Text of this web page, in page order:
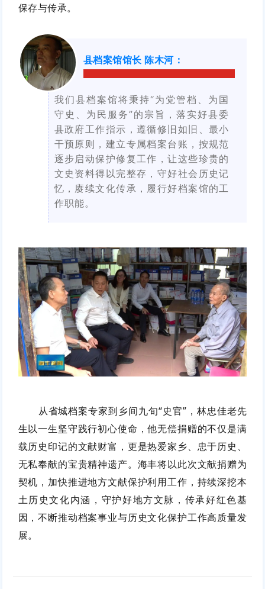
保存与传承。
县档案馆馆长 陈木河：
我们县档案馆将秉持“为党管档、为国
守史、为民服务”的宗旨，落实好县委
县政府工作指示，遵循修旧如旧、最小
干预原则，建立专属档案台账，按规范
逐步启动保护修复工作，让这些珍贵的
文史资料得以完整存，守好社会历史记
忆，赓续文化传承，履行好档案馆的工
作职能。
从省城档案专家到乡间九旬“史官”，林忠佳老先
生以一生坚守践行初心使命，他无偿捐赠的不仅是满
载历史印记的文献财富，更是热爱家乡、忠于历史、
无私奉献的宝贵精神遗产。海丰将以此次文献捐赠为
契机，加快推进地方文献保护利用工作，持续深挖本
土历史文化内涵，守护好地方文脉，传承好红色基
因，不断推动档案事业与历史文化保护工作高质量发
展。